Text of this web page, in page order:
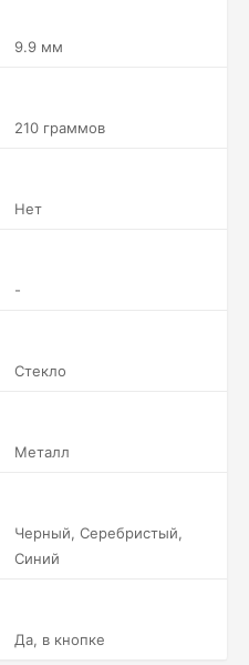
9.9 мм
210 граммов
Нет
-
Стекло
Металл
Черный, Серебристый,
Синий
Да, в кнопке